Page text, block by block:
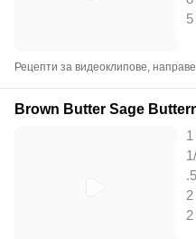
Рецепти за видеоклипове,
Brown Butter Sage